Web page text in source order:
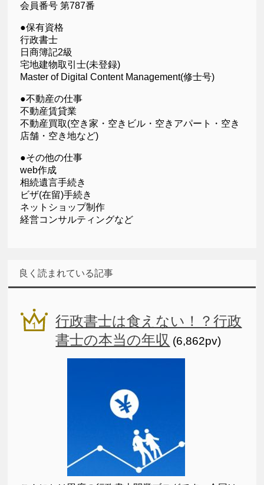
会員番号 第787番
●保有資格
行政書士
日商簿記2級
宅地建物取引士(未登録)
Master of Digital Content Management(修士号)
●不動産の仕事
不動産賃貸業
不動産買取(空き家・空きビル・空きアパート・空き
店舗・空き地など)
●その他の仕事
web作成
相続遺言手続き
ビザ(在留)手続き
ネットショップ制作
経営コンサルティングなど
良く読まれている記事
行政書士は食えない！？行政
書士の本当の年収 (6,862pv)